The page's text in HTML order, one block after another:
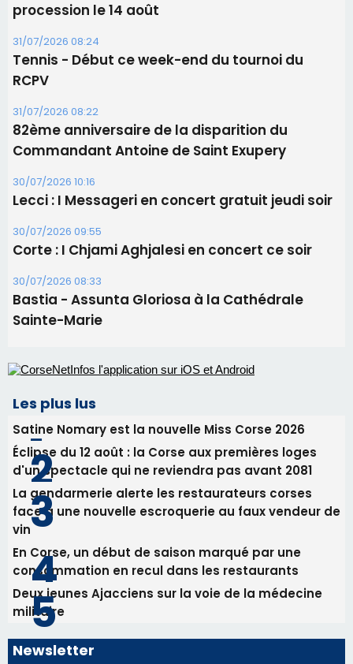
Les brèves
05/08/2026 09:53
Biguglia : messe de la Sainte-Marie et
procession le 14 août
31/07/2026 08:24
Tennis - Début ce week-end du tournoi du
31/07/2026 08:22
82ème anniversaire de la disparition du
30/07/2026 10:16
30/07/2026 09:55
Corte : I Chjami Aghjalesi en concert ce soir
30/07/2026 08:33
Bastia - Assunta Gloriosa à la Cathédrale
Sainte-Marie
Les plus lus
Satine Nomary est la nouvelle Miss Corse 2026
Éclipse du 12 août : la Corse aux premières loges
d'un spectacle qui ne reviendra pas avant 2081